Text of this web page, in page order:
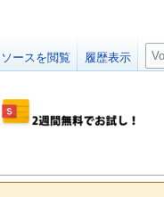
ソースを閲覧 履歴表示
検
索